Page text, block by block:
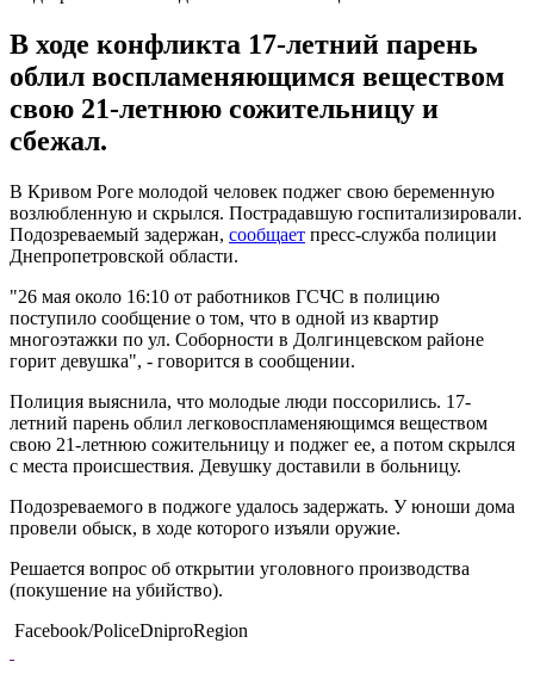
В ходе конфликта 17-летний парень
облил воспламеняющимся веществом
свою 21-летнюю сожительницу и
сбежал.
В Кривом Роге молодой человек поджег свою беременную
возлюбленную и скрылся. Пострадавшую госпитализировали.
Подозреваемый задержан, сообщает пресс-служба полиции
Днепропетровской области.
"26 мая около 16:10 от работников ГСЧС в полицию
поступило сообщение о том, что в одной из квартир
многоэтажки по ул. Соборности в Долгинцевском районе
горит девушка", - говорится в сообщении.
Полиция выяснила, что молодые люди поссорились. 17-
летний парень облил легковоспламеняющимся веществом
свою 21-летнюю сожительницу и поджег ее, а потом скрылся
с места происшествия. Девушку доставили в больницу.
Подозреваемого в поджоге удалось задержать. У юноши дома
провели обыск, в ходе которого изъяли оружие.
Решается вопрос об открытии уголовного производства
(покушение на убийство).
Facebook/PoliceDniproRegion